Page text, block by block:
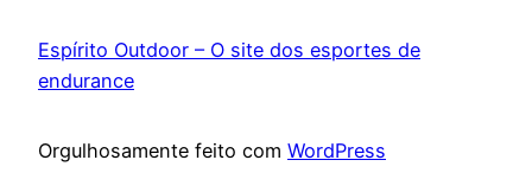
Espírito Outdoor – O site dos esportes de
endurance
Orgulhosamente feito com WordPress